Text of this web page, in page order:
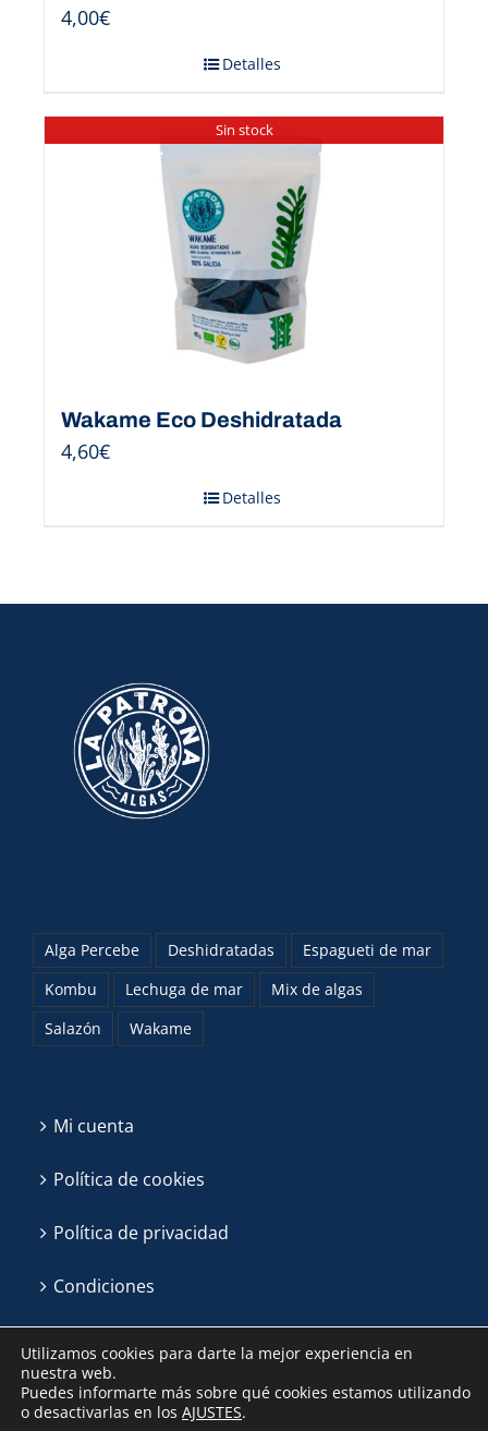
4,00€
Detalles
Sin stock
Wakame Eco Deshidratada
4,60€
Detalles
Alga Percebe Deshidratadas
Espagueti de mar
Kombu
Lechuga de mar
Mix de algas
Salazón
Wakame
Mi cuenta
Política de cookies
Política de privacidad
Condiciones
Utilizamos cookies para darte la mejor experiencia en
nuestra web.
Puedes informarte más sobre qué cookies estamos utilizando
o desactivarlas en los AJUSTES.